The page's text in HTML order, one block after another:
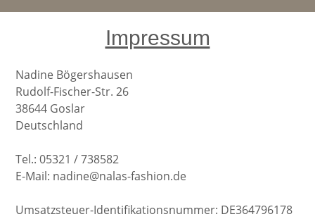
Impressum
Nadine Bögershausen
Rudolf-Fischer-Str. 26
38644 Goslar
Deutschland
Tel.: 05321 / 738582
E-Mail: nadine@nalas-fashion.de
Umsatzsteuer-Identifikationsnummer: DE364796178